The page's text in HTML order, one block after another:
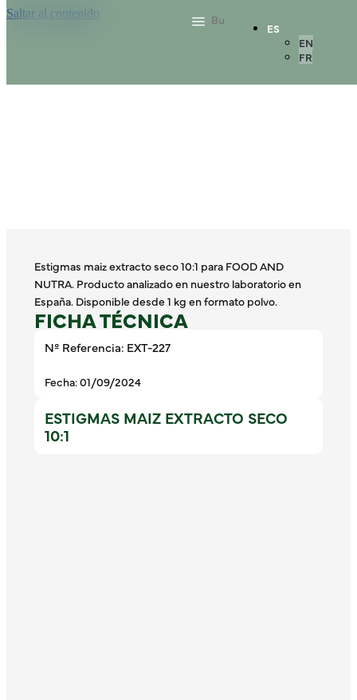
Saltar al contenido
ES
EN
FR
Estigmas maiz extracto seco 10:1 para FOOD AND
NUTRA. Producto analizado en nuestro laboratorio en
España. Disponible desde 1 kg en formato polvo.
FICHA TÉCNICA
Nº Referencia: EXT-227
Fecha: 01/09/2024
ESTIGMAS MAIZ EXTRACTO SECO
10:1